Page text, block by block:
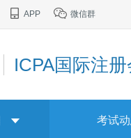
APP 微信群
ICPA国际注
考试